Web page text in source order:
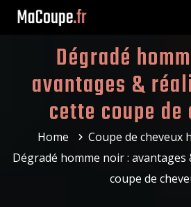
Dégradé
avantages &
cette coupe de
Home
Coupe de cheveux
Dégradé homme noir :
coupe de